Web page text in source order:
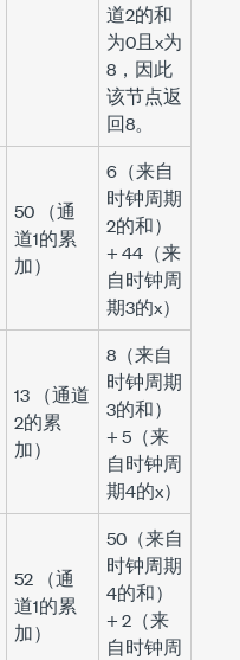
道2的和
为0且x为
8，因此
该节点返
回8。
50 （通
道1的累
加）
6（来自
时钟周期
2的和）
+ 44（来
自时钟周
期3的x）
13 （通道
2的累
加）
8（来自
时钟周期
3的和）
+ 5（来
自时钟周
期4的x）
52 （通
道1的累
加）
50（来自
时钟周期
4的和）
+ 2（来
自时钟周